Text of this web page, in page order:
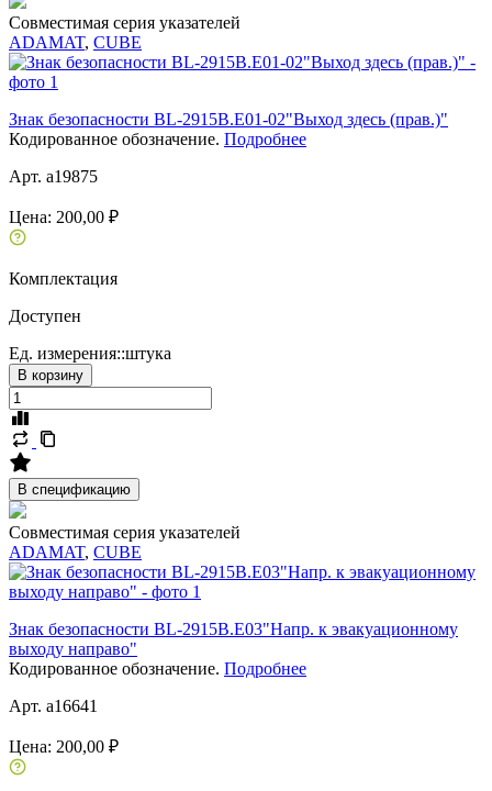
Совместимая серия указателей
ADAMAT, CUBE
Знак безопасности BL-2915B.E01-02"Выход здесь (прав.)"
Кодированное обозначение. Подробнее
Арт. a19875
Цена: 200,00 ₽
Комплектация
Доступен
Ед. измерения::штука
В корзину
В спецификацию
Совместимая серия указателей
ADAMAT, CUBE
Знак безопасности BL-2915B.E03"Напр. к эвакуационному
выходу направо"
Кодированное обозначение. Подробнее
Арт. a16641
Цена: 200,00 ₽